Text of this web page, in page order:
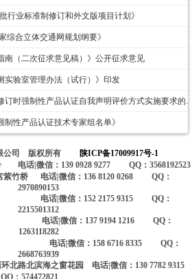
行业标准制修订和外文版项目计划》
综合立体交通网规划纲要》
南（二次征求意见稿）》公开征求意见
实验室管理办法（试行）》印发
国家认监委发布相关标准修订时强制性产品认证自我
制性产品认证技术专家组名单》
限公司 版权所有
陕ICP备17009917号-1
电话|微信：139 0928 9277 QQ：3568192523
紫竹桥 电话|微信：136 8120 0268 QQ：
2970890153
号 电话|微信：152 2175 9315 QQ：
2215501312
号 电话|微信：137 9194 1216 QQ：
1263118282
1号
电话|微信：158 6716 8335 QQ：
2668763939
北路北滨海之窗花园 电话|微信：130 7782 9315
QQ：574472821